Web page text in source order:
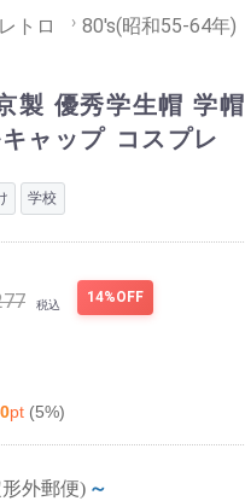
トロ 80's(昭和55-64年)
製 優秀学生帽 学
ャップ コスプレ
学校
税込 14%OFF
pt (5%)
外郵便) ～